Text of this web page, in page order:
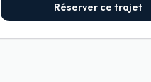
Réserver ce trajet